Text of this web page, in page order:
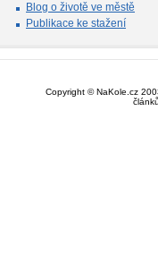
Blog o životě ve městě
Publikace ke stažení
Copyright © NaKole.cz